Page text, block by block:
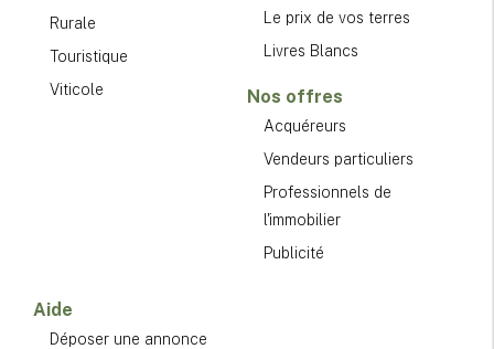
Rurale
Touristique
Viticole
Le prix de vos terres
Livres Blancs
Nos offres
Acquéreurs
Vendeurs particuliers
Professionnels de
l'immobilier
Publicité
Aide
Déposer une annonce